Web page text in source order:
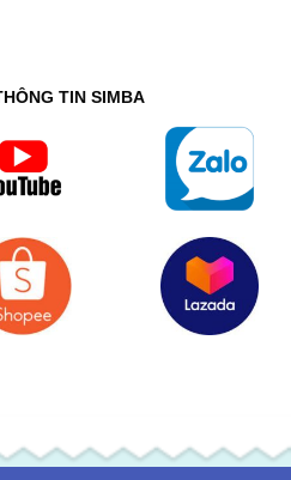
TIN SIMBA